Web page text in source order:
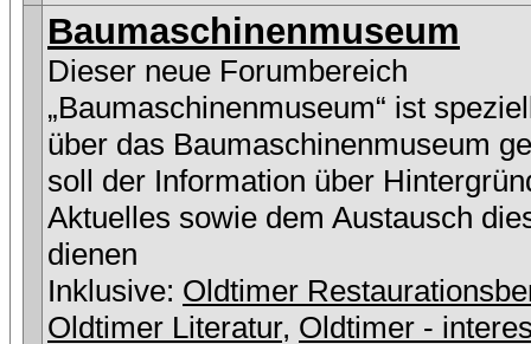
Baumaschinenmuseum
Dieser neue Forumbereich
„Baumaschinenmuseum“ ist
über das Baumaschinenmuseum
soll der Information über
Aktuelles sowie dem Austausch
dienen
Inklusive: Oldtimer
Oldtimer Literatur, Oldtimer -